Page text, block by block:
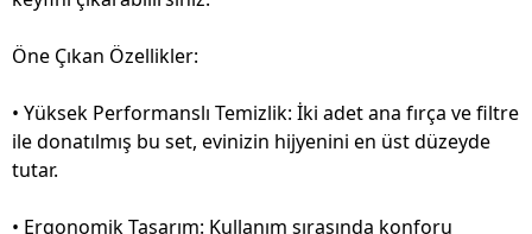
Öne Çıkan Özellikler:
• Yüksek Performanslı Temizlik: İki adet ana fırça ve filtre
ile donatılmış bu set, evinizin hijyenini en üst düzeyde
tutar.
• Ergonomik Tasarım: Kullanım sırasında konforu